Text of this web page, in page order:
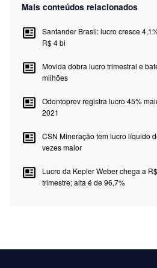
Mais conteúdos relacionados
Santander Brasil: lucro cresce
R$ 4 bi
Movida dobra lucro trimestral e
milhões
Odontoprev registra lucro 45%
2021
CSN Mineração tem lucro líquido
vezes maior
Lucro da Kepler Weber chega a
trimestre; alta é de 96,7%